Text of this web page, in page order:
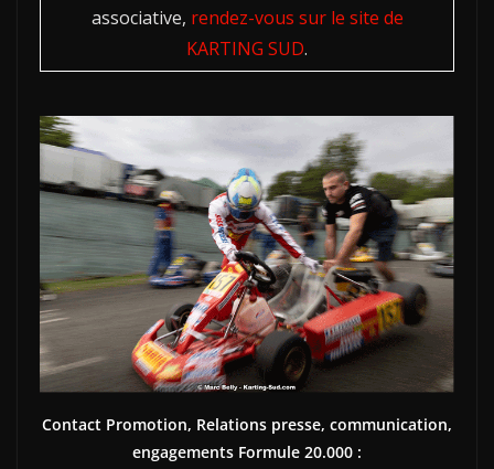
associative, rendez-vous sur le site de
KARTING SUD.
Contact Promotion, Relations presse, communication,
engagements Formule 20.000 :